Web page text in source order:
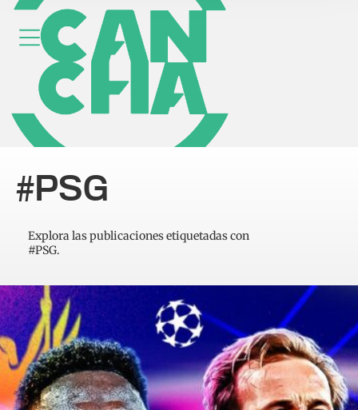
#PSG
Explora las publicaciones etiquetadas con
#PSG.